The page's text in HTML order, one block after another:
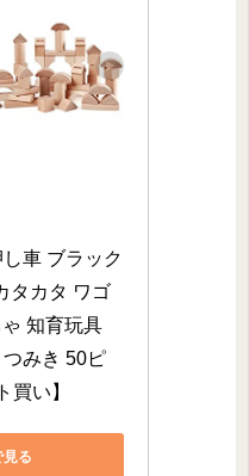
車 ブラック
タカタ ワゴ
知育玩具
みき 50ピ
買い】
る